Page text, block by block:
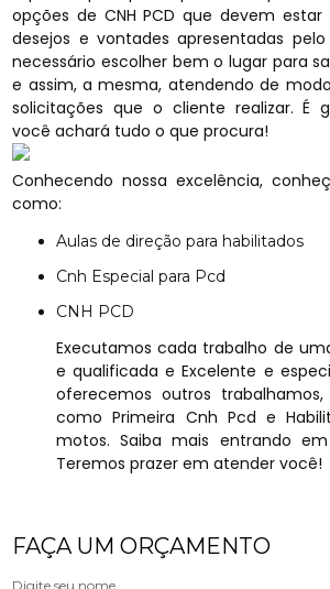
opções de CNH PCD que devem
desejos e vontades apresentadas
necessário escolher bem o lugar para
e assim, a mesma, atendendo de
solicitações que o cliente realizar. É
você achará tudo o que procura!
Conhecendo nossa excelência,
como:
Aulas de direção para habilitados
Cnh Especial para Pcd
CNH PCD
Executamos cada trabalho de
e qualificada e Excelente e
oferecemos outros
como Primeira Cnh Pcd e
motos. Saiba mais entrando
Teremos prazer em atender você!
FAÇA UM ORÇAMENTO
Digite seu nome